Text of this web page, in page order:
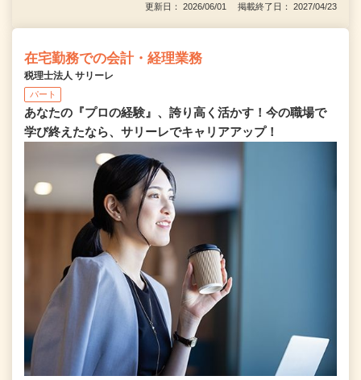
更新日： 2026/06/01 掲載終了日： 2027/04/23
在宅勤務での会計・経理業務
税理士法人 サリーレ
パート
あなたの『プロの経験』、誇り高く活かす！今の職場で
学び終えたなら、サリーレでキャリアアップ！